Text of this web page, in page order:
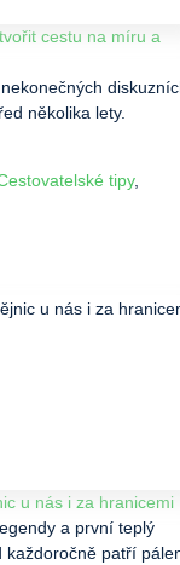
cestu na míru a
několika lety.
tipy,
u nás i za hranicemi
a první teplý
každoročně patří